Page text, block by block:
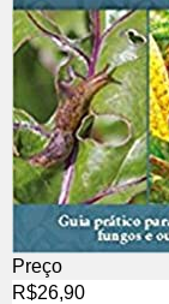
Preço
R$26,90